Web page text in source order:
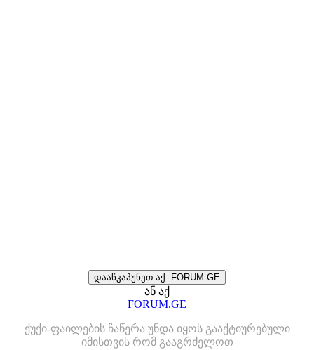
დააწკაპუნეთ აქ: FORUM.GE
ან აქ
FORUM.GE
ქუქი-ფაილების ჩაწერა უნდა იყოს გააქტიურებული
იმისთვის რომ გააგრძელოთ